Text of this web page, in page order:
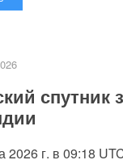
спутник
2026 г. в 09:18